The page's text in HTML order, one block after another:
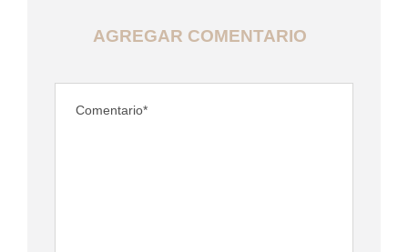
AGREGAR COMENTARIO